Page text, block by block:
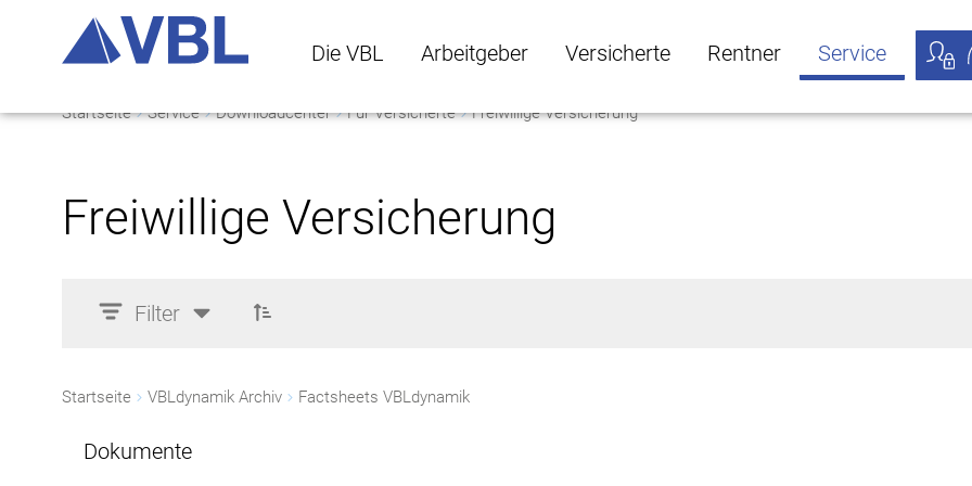
Die VBL
Die VBL Untermenü öffnen
Arbeitgeber
Arbeitgeber Untermenü öffnen
Versicherte
Versicherte Untermenü öffnen
Rentner Service
Startseite Service Downloadcenter Für Versicherte Freiwillige Versicherung
Freiwillige Versicherung
Filter
Startseite VBLdynamik Archiv Factsheets VBLdynamik
Dokumente